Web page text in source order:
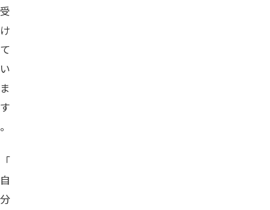
受
け
て
い
ま
す
。
「
自
分